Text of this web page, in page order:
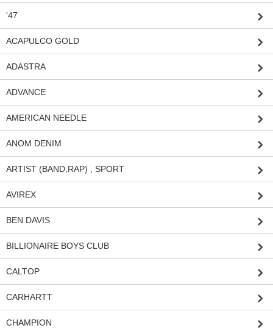
'47
ACAPULCO GOLD
ADASTRA
ADVANCE
AMERICAN NEEDLE
ANOM DENIM
ARTIST (BAND,RAP) , SPORT
AVIREX
BEN DAVIS
BILLIONAIRE BOYS CLUB
CALTOP
CARHARTT
CHAMPION